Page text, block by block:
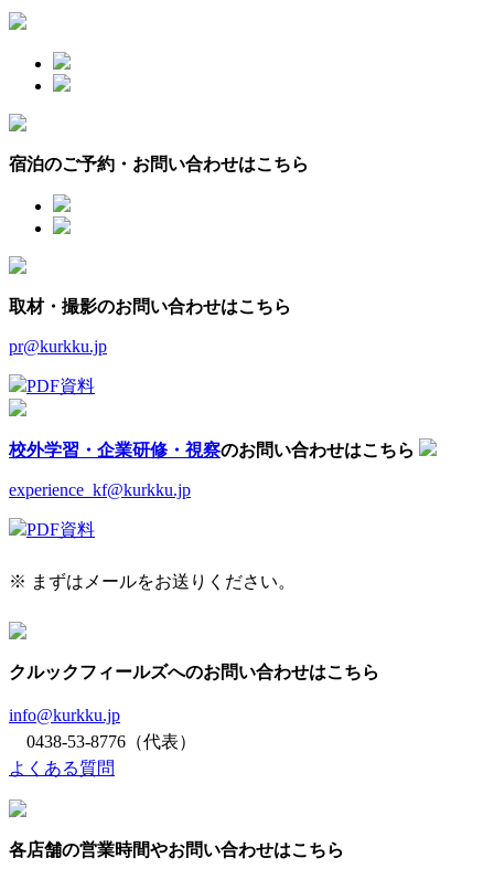
宿泊のご予約・お問い合わせはこちら
取材・撮影のお問い合わせはこちら
pr@kurkku.jp
PDF資料
校外学習・企業研修・視察のお問い合わせはこちら
experience_kf@kurkku.jp
PDF資料
※ まずはメールをお送りください。
クルックフィールズへのお問い合わせはこちら
info@kurkku.jp
0438-53-8776（代表）
よくある質問
各店舗の営業時間やお問い合わせはこちら